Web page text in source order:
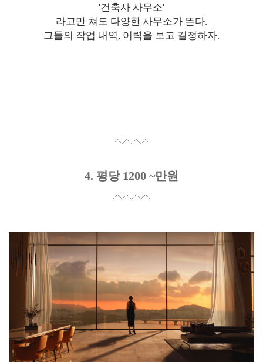
'건축사 사무소'
라고만 쳐도 다양한 사무소가 뜬다.
그들의 작업 내역, 이력을 보고 결정하자.
4. 평당 1200 ~만원